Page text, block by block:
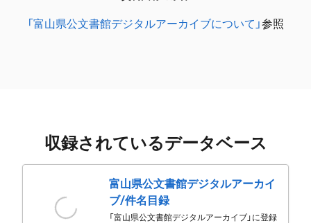
「富山県公文書館デジタルアーカイブについて」参照
収録されているデータベース
富山県公文書館デジタルアーカイ
ブ/件名目録
「富山県公文書館デジタルアーカイブ」に登録